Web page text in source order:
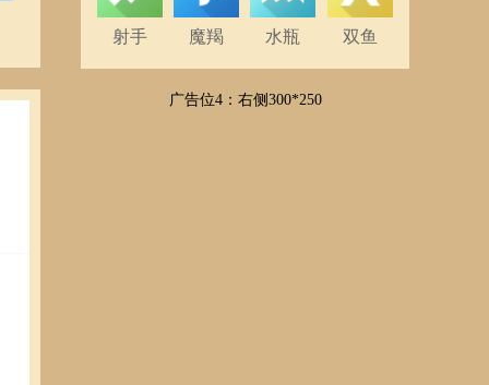
射手 魔羯 水瓶 双鱼
广告位4：右侧300*250